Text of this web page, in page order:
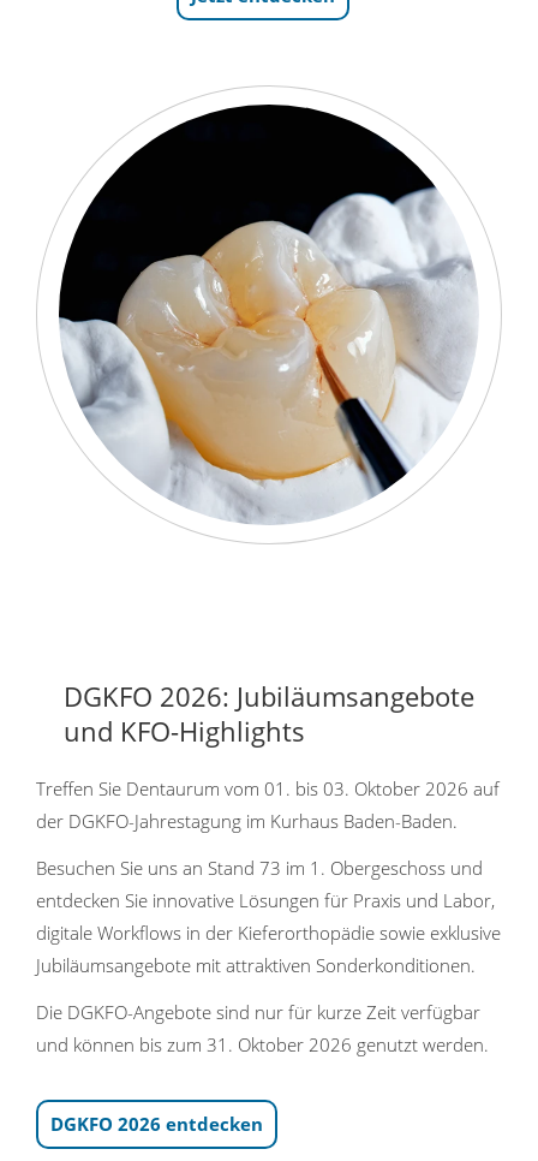
DGKFO 2026: Jubiläumsangebote
und KFO-Highlights
Treffen Sie Dentaurum vom 01. bis 03. Oktober 2026 auf
der DGKFO-Jahrestagung im Kurhaus Baden-Baden.
Besuchen Sie uns an Stand 73 im 1. Obergeschoss und
entdecken Sie innovative Lösungen für Praxis und Labor,
digitale Workflows in der Kieferorthopädie sowie exklusive
Jubiläumsangebote mit attraktiven Sonderkonditionen.
Die DGKFO-Angebote sind nur für kurze Zeit verfügbar
und können bis zum 31. Oktober 2026 genutzt werden.
DGKFO 2026 entdecken